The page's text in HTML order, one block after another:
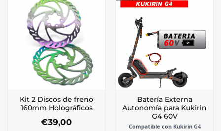
Kit 2 Discos de freno
160mm Holográficos
€39,00
Batería Externa
Autonomía para Kukirin
G4 60V
Compatible con Kukirin G4